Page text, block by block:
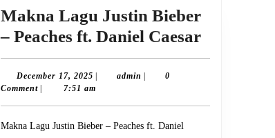
Makna Lagu Justin Bieber
– Peaches ft. Daniel CaesarMakna
Lagu
December 17, 2025 December
17,
admin admin0
Comment
7:51 am
Makna Lagu Justin Bieber – Peaches ft. Daniel